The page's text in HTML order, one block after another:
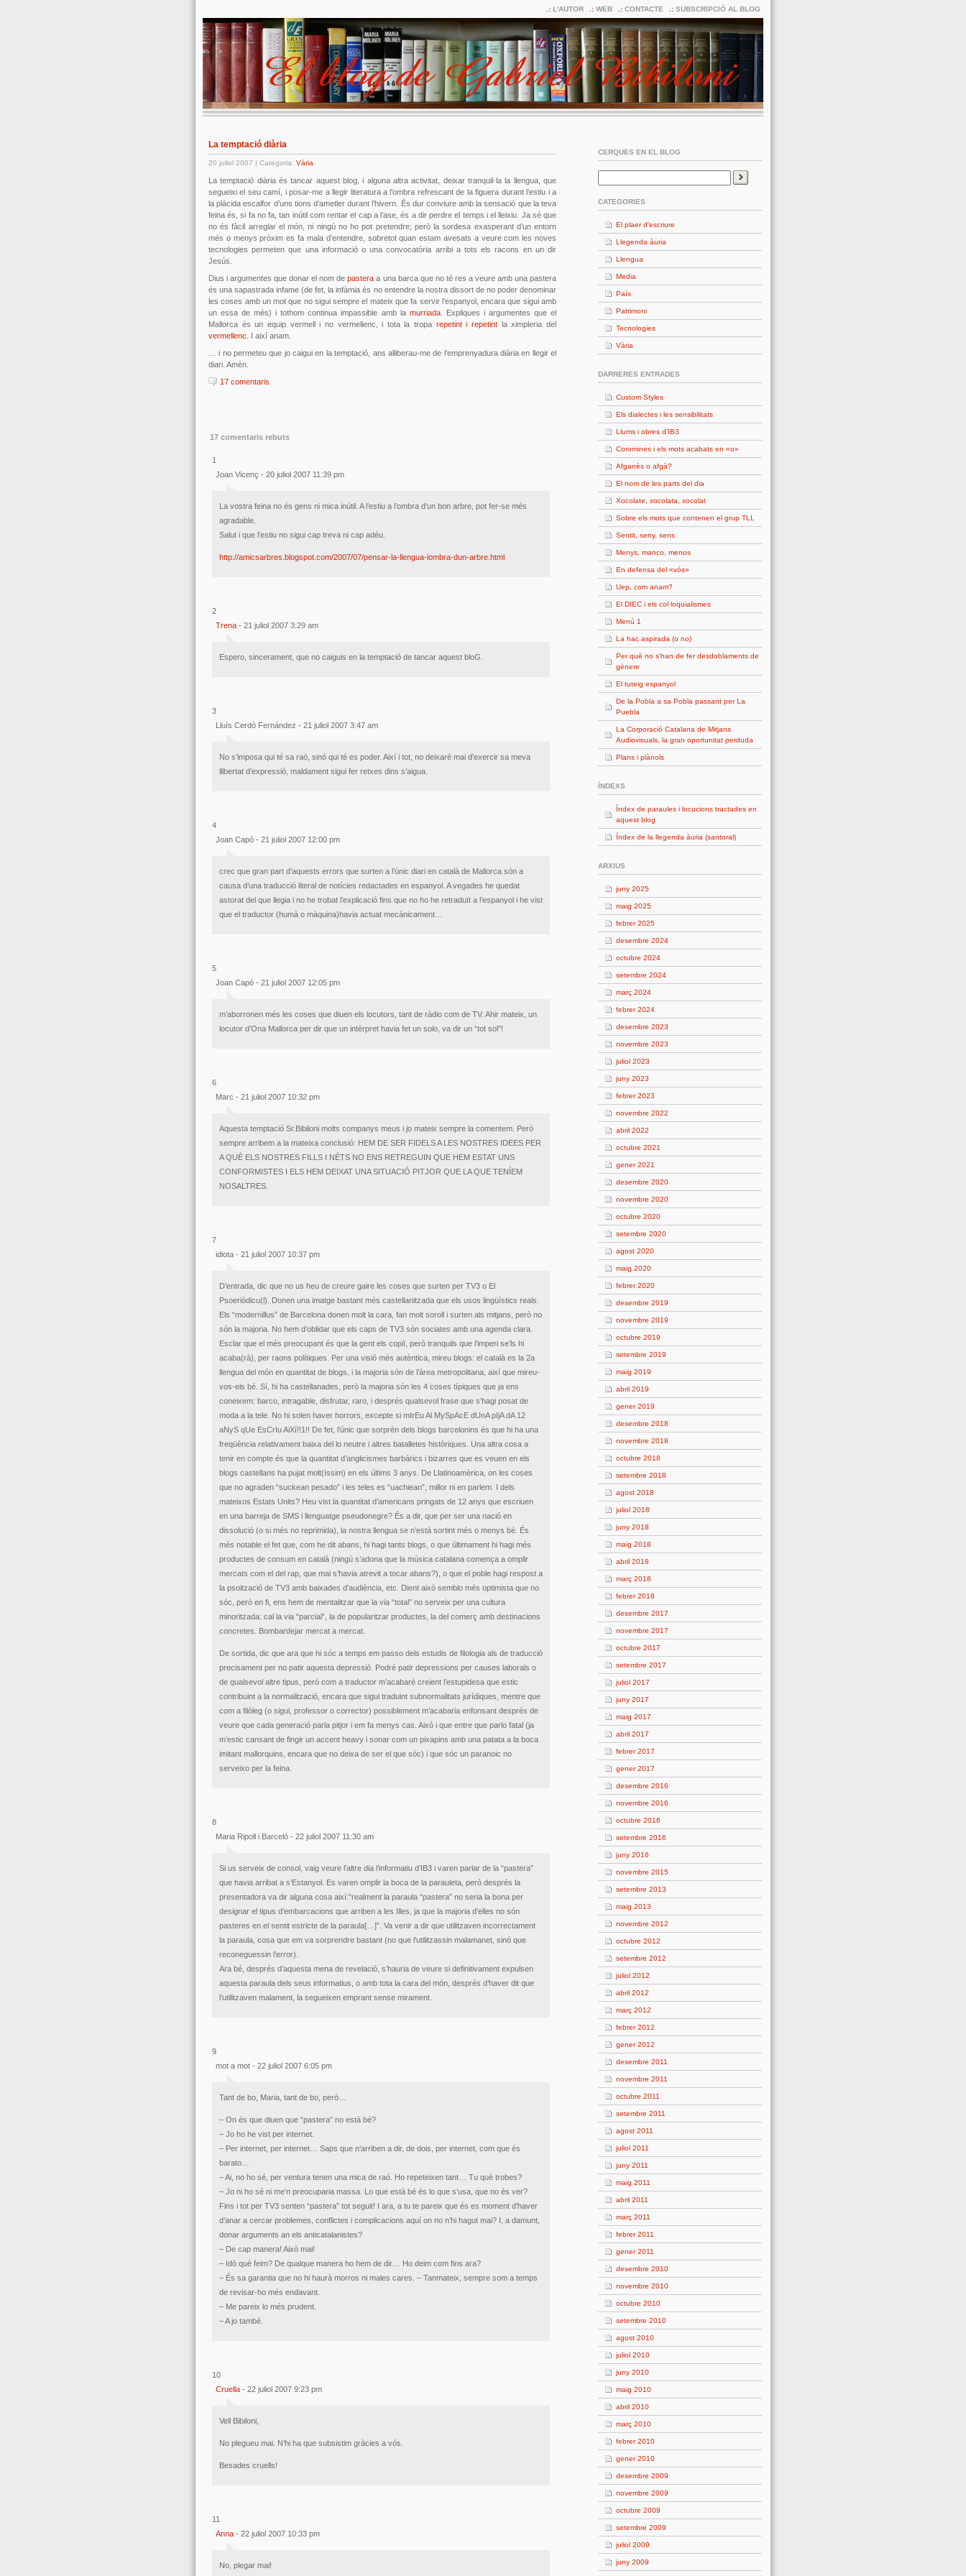
SUBSCRIPCIÓ AL BLOG
CONTACTE
WEB
L'AUTOR
La temptació diària
20 juliol 2007 | Categoria: Vària
La temptació diària és tancar aquest blog, i alguna altra activitat, deixar tranquil·la la llengua, que
segueixi el seu camí, i posar-me a llegir literatura a l’ombra refrescant de la figuera durant l’estiu i a
la plàcida escalfor d’uns tions d’ametler durant l’hivern. És dur conviure amb la sensació que la teva
feina és, si fa no fa, tan inútil com rentar el cap a l’ase, és a dir perdre el temps i el lleixiu. Ja sé que
no és fàcil arreglar el món, ni ningú no ho pot pretendre; però la sordesa exasperant d’un entorn
més o menys pròxim es fa mala d’entendre, sobretot quan estam avesats a veure com les noves
tecnologies permeten que una informació o una convocatòria arribi a tots els racons en un dir
Jesús.
Dius i argumentes que donar el nom depastera a una barca que no té res a veure amb una pastera
és una sapastrada infame (de fet, la infàmia és no entendre la nostra dissort de no poder denominar
les coses amb un mot que no sigui sempre el mateix que fa servir l’espanyol, encara que sigui amb
un essa de més) i tothom continua impassible amb la murriada. Expliques i argumentes que el
Mallorca és un equip vermell i no vermellenc, i tota la tropa repetint i repetint la ximpleria del
vermellenc . I així anam.
… i no permeteu que jo caigui en la temptació, ans alliberau-me de l’emprenyadura diària en llegir el
diari. Amèn.
17 comentaris
17 comentaris rebuts
1
Joan Vicenç - 20 juliol 2007 11:39 pm
La vostra feina no és gens ni mica inútil. A l’estiu a l’ombra d’un bon arbre, pot fer-se més
agradable.
Salut i que l’estiu no sigui cap treva ni cap adéu.
http://amicsarbres.blogspot.com/2007/07/pensar-la-llengua-lombra-dun-arbre.html
2
Trena - 21 juliol 2007 3:29 am
Espero, sincerament, que no caiguis en la temptació de tancar aquest bloG.
3
Lluís Cerdó Fernández - 21 juliol 2007 3:47 am
No s’imposa qui té sa raó, sinó qui té es poder. Així i tot, no deixaré mai d’exercir sa meva
llibertat d’expressió, maldament sigui fer retxes dins s’aigua.
4
Joan Capó - 21 juliol 2007 12:00 pm
crec que gran part d’aquests errors que surten a l’únic diari en català de Mallorca són a
causa d’una traducció literal de notícies redactades en espanyol. A vegades he quedat
astorat del que llegia i no he trobat l’explicació fins que no ho he retraduït a l’espanyol i he vist
que el traductor (humà o màquina)havia actuat mecànicament…
5
Joan Capó - 21 juliol 2007 12:05 pm
m’aborronen més les coses que diuen els locutors, tant de ràdio com de TV. Ahir mateix, un
locutor d’Ona Mallorca per dir que un intèrpret havia fet un solo, va dir un “tot sol”!
6
Marc - 21 juliol 2007 10:32 pm
Aquesta temptació Sr.Bibiloni molts companys meus i jo mateix sempre la comentem. Però
sempre arribem a la mateixa conclusió: HEM DE SER FIDELS A LES NOSTRES IDEES PER
A QUÈ ELS NOSTRES FILLS I NÉTS NO ENS RETREGUIN QUE HEM ESTAT UNS
CONFORMISTES I ELS HEM DEIXAT UNA SITUACIÓ PITJOR QUE LA QUE TENÍEM
NOSALTRES.
7
idiota - 21 juliol 2007 10:37 pm
D’entrada, dic que no us heu de creure gaire les coses que surten per TV3 o El
Psoeriòdicu(l). Donen una imatge bastant més castellanitzada que els usos lingüístics reals.
Els “modernillus” de Barcelona donen molt la cara, fan molt soroll i surten als mitjans, però no
són la majoria. No hem d’oblidar que els caps de TV3 són sociates amb una agenda clara.
Esclar que el més preocupant és que la gent els copiï, però tranquils que l’imperi se’ls hi
acaba(rà), per raons polítiques. Per una visió més autèntica, mireu blogs: el català es la 2a
llengua del món en quantitat de blogs, i la majoria són de l’àrea metropolitana, així que mireu-
vos-els bé. Sí, hi ha castellanades, però la majoria són les 4 coses típiques que ja ens
coneixem: barco, intragable, disfrutar, raro, i després qualsevol frase que s’hagi posat de
moda a la tele. No hi solen haver horrors, excepte si mIrEu Al MySpAcE dUnA pIjA dA 12
aNyS qUe EsCrIu AiXí!!1!! De fet, l’únic que sorprèn dels blogs barcelonins és que hi ha una
freqüència relativament baixa del lo neutre i altres batalletes històriques. Una altra cosa a
tenir en compte és que la quantitat d’anglicismes barbàrics i bizarres que es veuen en els
blogs castellans ha pujat molt(íssim) en els últims 3 anys. De Llatinoamèrica, on les coses
que no agraden “suckean pesado” i les teles es “uachiean”, millor ni en parlem. I dels
mateixos Estats Units? Heu vist la quantitat d’americans pringats de 12 anys que escriuen
en una barreja de SMS i llenguatge pseudonegre? És a dir, que per ser una nació en
dissolució (o si més no reprimida), la nostra llengua se n’està sortint més o menys bé. És
més notable el fet que, com he dit abans, hi hagi tants blogs, o que últimament hi hagi més
productes de consum en català (ningú s’adona que la música catalana comença a omplir
mercats com el del rap, que mai s’havia atrevit a tocar abans?), o que el poble hagi respost a
la psoització de TV3 amb baixades d’audiència, etc. Dient això semblo més optimista que no
sóc, però en fi, ens hem de mentalitzar que la via “total” no serveix per una cultura
minoritzada: cal la via “parcial”, la de popularitzar productes, la del comerç amb destinacions
concretes. Bombardejar mercat a mercat.
De sortida, dic que ara que hi sóc a temps em passo dels estudis de filologia als de traducció
precisament per no patir aquesta depressió. Podré patir depressions per causes laborals o
de qualsevol altre tipus, però com a traductor m’acabaré creient l’estupidesa que estic
contribuint a la normalització, encara que sigui traduint subnormalitats jurídiques, mentre que
com a filòleg (o sigui, professor o corrector) possiblement m’acabaria enfonsant després de
veure que cada generació parla pitjor i em fa menys cas. Això i que entre que parlo fatal (ja
m’estic cansant de fingir un accent heavy i sonar com un pixapins amb una patata a la boca
imitant mallorquins, encara que no deixa de ser el que sóc) i que sóc un paranoic no
serveixo per la feina.
8
Maria Ripoll i Barceló - 22 juliol 2007 11:30 am
Si us serveix de consol, vaig veure l’altre dia l’informatiu d’IB3 i varen parlar de la “pastera”
que havia arribat a s’Estanyol. Es varen omplir la boca de la parauleta, però després la
presentadora va dir alguna cosa així:”realment la paraula “pastera” no seria la bona per
designar el tipus d’embarcacions que arriben a les Illes, ja que la majoria d’elles no són
pasteres en el sentit estricte de la paraula[…]”. Va venir a dir que utilitzaven incorrectament
la paraula, cosa que em va sorprendre bastant (no que l’utilitzassin malamanet, sinó que
reconeguessin l’error).
Ara bé, després d’aquesta mena de revelació, s’hauria de veure si definitivament expulsen
aquesta paraula dels seus informatius, o amb tota la cara del món, després d’haver dit que
l’utilitzaven malament, la segueixen emprant sense mirament.
9
mot a mot - 22 juliol 2007 6:05 pm
Tant de bo, Maria, tant de bo, però…
– On és que diuen que “pastera” no està bé?
– Jo ho he vist per internet.
– Per internet, per internet… Saps que n’arriben a dir, de dois, per internet, com que és
barato…
– Ai, no ho sé, per ventura tenen una mica de raó. Ho repeteixen tant… Tu què trobes?
– Jo ni ho sé ni me’n preocuparia massa. Lo que està bé és lo que s’usa, que no és ver?
Fins i tot per TV3 senten “pastera” tot seguit! I ara, a tu te pareix que és es moment d’haver
d’anar a cercar problemes, conflictes i complicacions aquí on no n’hi hagut mai? I, a damunt,
donar arguments an els anticatalanistes?
– De cap manera! Això mai!
– Idò què feim? De qualque manera ho hem de dir… Ho deim com fins ara?
– És sa garantia que no hi haurà morros ni males cares. – Tanmateix, sempre som a temps
de revisar-ho més endavant.
– Me pareix lo més prudent.
– A jo també.
10
Cruella - 22 juliol 2007 9:23 pm
Vell Bibiloni,
No plegueu mai. N’hi ha que subsistim gràcies a vós.
Besades cruells!
11
Anna - 22 juliol 2007 10:33 pm
No, plegar mai!
CERQUES EN EL BLOG
CATEGORIES
El plaer d'escriure
Llegenda àuria
Llengua
Media
País
Patrimoni
Tecnologies
Vària
DARRERES ENTRADES
Custom Styles
Els dialectes i les sensibilitats
Llums i obres d'IB3
Coromines i els mots acabats en «o»
Afganès o afgà?
El nom de les parts del dia
Xocolate, xocolata, xocolat
Sobre els mots que contenen el grup TLL
Sentit, seny, sens
Menys, manco, menos
En defensa del «vós»
Uep, com anam?
El DIEC i els col·loquialismes
Menú 1
La hac aspirada (o no)
Per què no s'han de fer desdoblaments de
gènere
El tuteig espanyol
De la Pobla a sa Pobla passant per La
Puebla
La Corporació Catalana de Mitjans
Audiovisuals, la gran oportunitat perduda
Plans i plànols
ÍNDEXS
Índex de paraules i locucions tractades en
aquest blog
Índex de la llegenda àuria (santoral)
ARXIUS
juny 2025
maig 2025
febrer 2025
desembre 2024
octubre 2024
setembre 2024
març 2024
febrer 2024
desembre 2023
novembre 2023
juliol 2023
juny 2023
febrer 2023
novembre 2022
abril 2022
octubre 2021
gener 2021
desembre 2020
novembre 2020
octubre 2020
setembre 2020
agost 2020
maig 2020
febrer 2020
desembre 2019
novembre 2019
octubre 2019
setembre 2019
maig 2019
abril 2019
gener 2019
desembre 2018
novembre 2018
octubre 2018
setembre 2018
agost 2018
juliol 2018
juny 2018
maig 2018
abril 2018
març 2018
febrer 2018
desembre 2017
novembre 2017
octubre 2017
setembre 2017
juliol 2017
juny 2017
maig 2017
abril 2017
febrer 2017
gener 2017
desembre 2016
novembre 2016
octubre 2016
setembre 2016
juny 2016
novembre 2015
setembre 2013
maig 2013
novembre 2012
octubre 2012
setembre 2012
juliol 2012
abril 2012
març 2012
febrer 2012
gener 2012
desembre 2011
novembre 2011
octubre 2011
setembre 2011
agost 2011
juliol 2011
juny 2011
maig 2011
abril 2011
març 2011
febrer 2011
gener 2011
desembre 2010
novembre 2010
octubre 2010
setembre 2010
agost 2010
juliol 2010
juny 2010
maig 2010
abril 2010
març 2010
febrer 2010
gener 2010
desembre 2009
novembre 2009
octubre 2009
setembre 2009
juliol 2009
juny 2009